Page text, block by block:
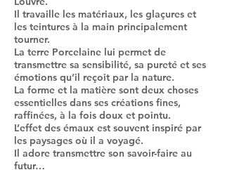
Il travaille les matériaux, les glaçures et
les teintures à la main principalement
tourner.
La terre Porcelaine lui permet de
transmettre sa sensibilité, sa pureté et ses
émotions qu’il reçoit par la nature.
La forme et la matière sont deux choses
essentielles dans ses créations fines,
raffinées, à la fois doux et pointu.
L’effet des émaux est souvent inspiré par
les paysages où il a voyagé.
Il adore transmettre son savoir-faire au
futur…